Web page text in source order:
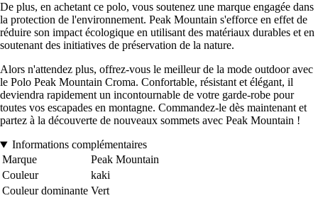
De plus, en achetant ce polo, vous soutenez une marque engagée dans
la protection de l'environnement. Peak Mountain s'efforce en effet de
réduire son impact écologique en utilisant des matériaux durables et en
soutenant des initiatives de préservation de la nature.
Alors n'attendez plus, offrez-vous le meilleur de la mode outdoor avec
le Polo Peak Mountain Croma. Confortable, résistant et élégant, il
deviendra rapidement un incontournable de votre garde-robe pour
toutes vos escapades en montagne. Commandez-le dès maintenant et
partez à la découverte de nouveaux sommets avec Peak Mountain !
Informations complémentaires
Marque
Peak Mountain
Couleur
kaki
Couleur dominante Vert